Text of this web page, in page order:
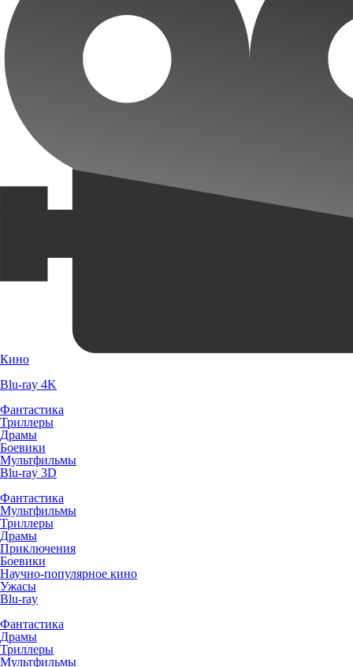
Кино
Blu-ray 4K
Фантастика
Триллеры
Драмы
Боевики
Мультфильмы
Blu-ray 3D
Фантастика
Мультфильмы
Триллеры
Драмы
Приключения
Боевики
Научно-популярное кино
Ужасы
Blu-ray
Фантастика
Драмы
Триллеры
Мультфильмы